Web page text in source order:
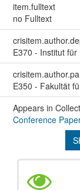
item.fulltext
no Fulltext
E370 - Institut
E350 - Fakultät
Appears in
Conference